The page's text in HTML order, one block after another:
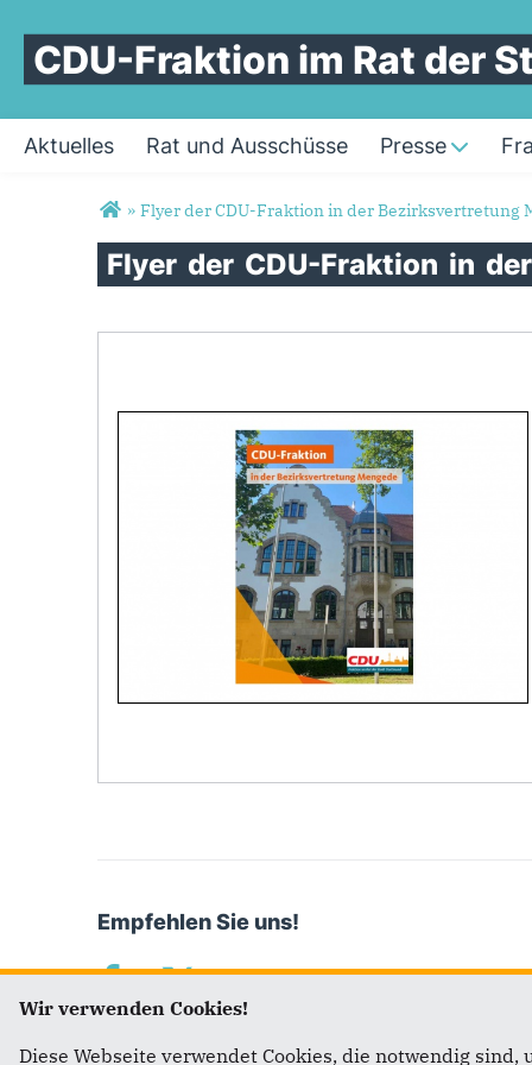
CDU-Fraktion im Rat der
Aktuelles Rat und Ausschüsse Presse
Sie sind hier
» Flyer der CDU-Fraktion in der Bezirksvertretung
Flyer der CDU-Fraktion in der
Empfehlen Sie uns!
Wir verwenden Cookies!
Diese Webseite verwendet Cookies, die notwendig